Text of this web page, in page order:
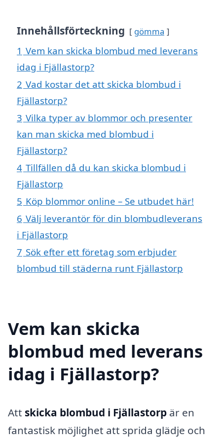
Innehållsförteckning gömma
1 Vem kan skicka blombud med leverans
idag i Fjällastorp?
2 Vad kostar det att skicka blombud i
Fjällastorp?
3 Vilka typer av blommor och presenter
kan man skicka med blombud i
Fjällastorp?
4 Tillfällen då du kan skicka blombud i
Fjällastorp
5 Köp blommor online – Se utbudet här!
6 Välj leverantör för din blombudleverans
i Fjällastorp
7 Sök efter ett företag som erbjuder
blombud till städerna runt Fjällastorp
Vem kan skicka
blombud med leverans
idag i Fjällastorp?
Att skicka blombud i Fjällastorp är en
fantastisk möjlighet att sprida glädje och